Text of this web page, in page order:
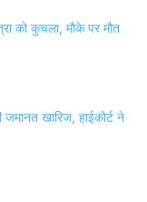
को कुचला, मौके पर मौत
खारिज, हाईकोर्ट ने